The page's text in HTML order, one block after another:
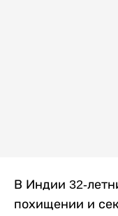
В Индии 32-
похищении и